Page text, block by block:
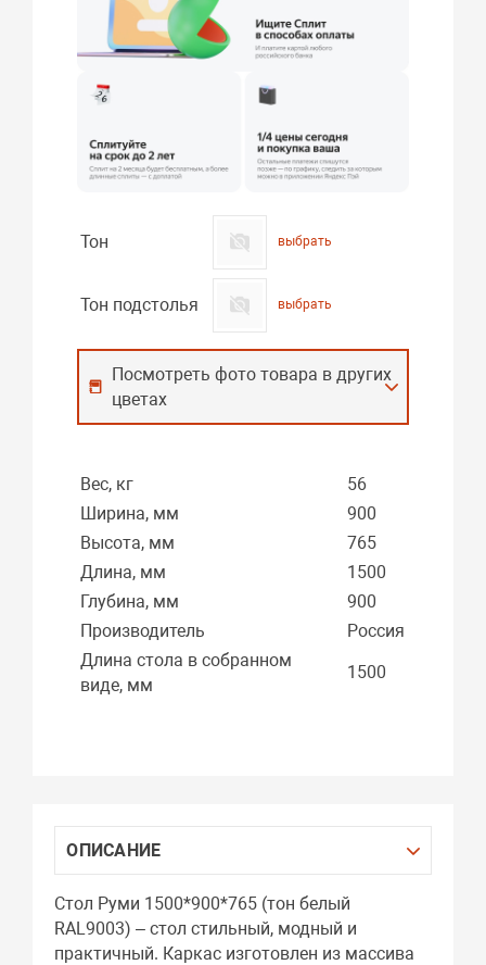
Тон выбрать
Тон подстолья выбрать
Посмотреть фото товара в других
цветах
Вес, кг
56
Ширина, мм
900
Высота, мм
765
Длина, мм
1500
Глубина, мм
900
Производитель
Россия
Длина стола в собранном
виде, мм
1500
ОПИСАНИЕ
Стол Руми 1500*900*765 (тон белый
RAL9003) – стол стильный, модный и
практичный. Каркас изготовлен из массива